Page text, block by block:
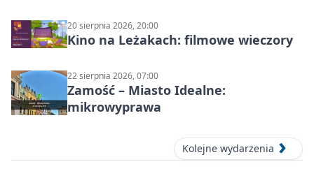
20 sierpnia 2026, 20:00
Kino na Leżakach: filmowe wieczory
22 sierpnia 2026, 07:00
Zamość – Miasto Idealne:
mikrowyprawa
Kolejne wydarzenia